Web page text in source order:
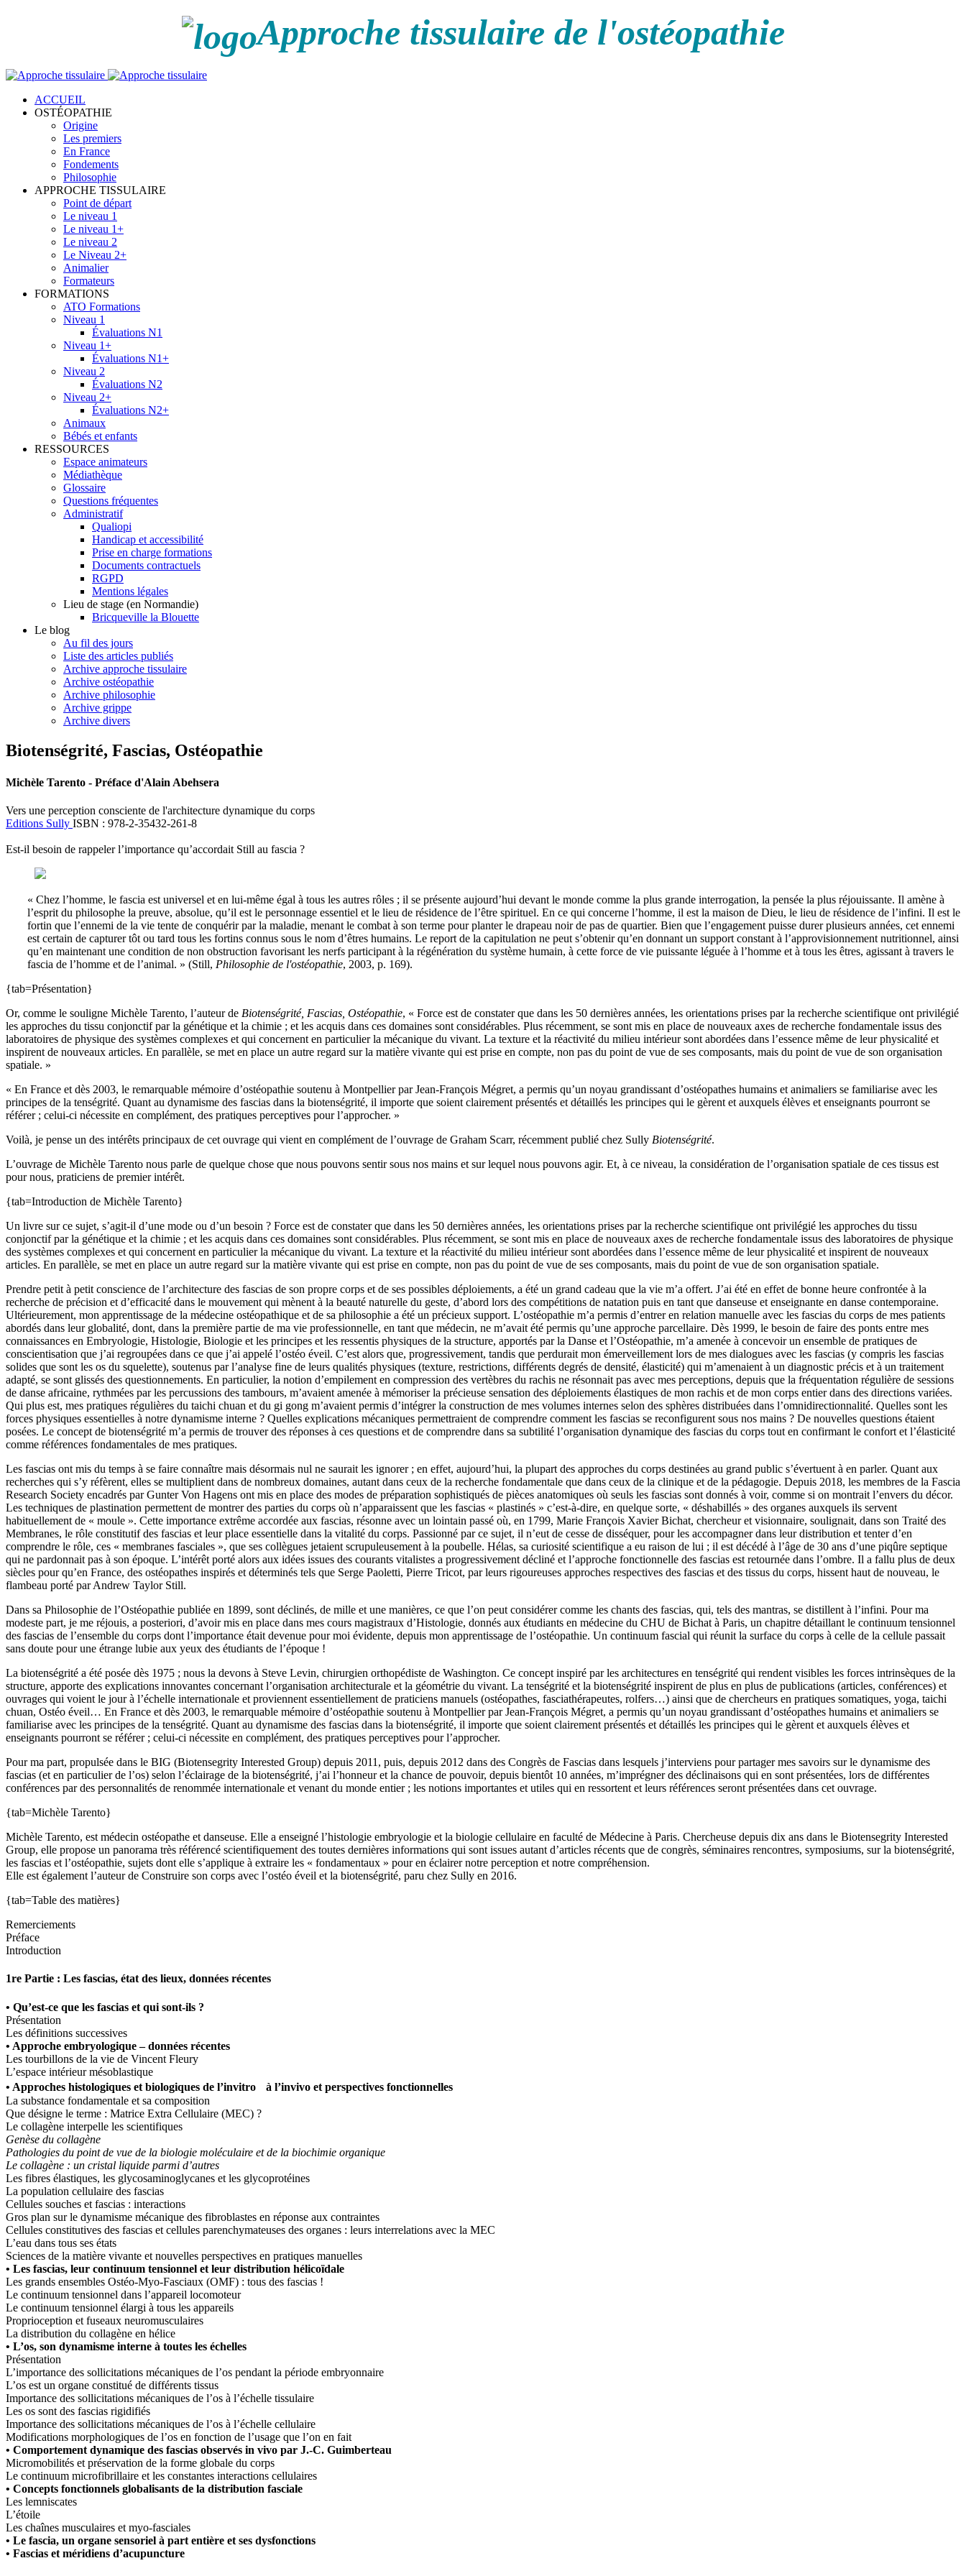
Approche tissulaire de l'ostéopathie
ACCUEIL
OSTÉOPATHIE
Origine
Les premiers
En France
Fondements
Philosophie
APPROCHE TISSULAIRE
Point de départ
Le niveau 1
Le niveau 1+
Le niveau 2
Le Niveau 2+
Animalier
Formateurs
FORMATIONS
ATO Formations
Niveau 1
Évaluations N1
Niveau 1+
Évaluations N1+
Niveau 2
Évaluations N2
Niveau 2+
Évaluations N2+
Animaux
Bébés et enfants
RESSOURCES
Espace animateurs
Médiathèque
Glossaire
Questions fréquentes
Administratif
Qualiopi
Handicap et accessibilité
Prise en charge formations
Documents contractuels
RGPD
Mentions légales
Lieu de stage (en Normandie)
Bricqueville la Blouette
Le blog
Au fil des jours
Liste des articles publiés
Archive approche tissulaire
Archive ostéopathie
Archive philosophie
Archive grippe
Archive divers
Biotenségrité, Fascias, Ostéopathie
Michèle Tarento - Préface d'Alain Abehsera
Vers une perception consciente de l'architecture dynamique du corps
Editions Sully ISBN : 978-2-35432-261-8
Est-il besoin de rappeler l’importance qu’accordait Still au fascia ?
« Chez l’homme, le fascia est universel et en lui-même égal à tous les autres rôles ; il se présente aujourd’hui devant le monde comme la plus grande interrogation, la pensée la plus réjouissante. Il amène à
l’esprit du philosophe la preuve, absolue, qu’il est le personnage essentiel et le lieu de résidence de l’être spirituel. En ce qui concerne l’homme, il est la maison de Dieu, le lieu de résidence de l’infini. Il est le
fortin que l’ennemi de la vie tente de conquérir par la maladie, menant le combat à son terme pour planter le drapeau noir de pas de quartier. Bien que l’engagement puisse durer plusieurs années, cet ennemi
est certain de capturer tôt ou tard tous les fortins connus sous le nom d’êtres humains. Le report de la capitulation ne peut s’obtenir qu’en donnant un support constant à l’approvisionnement nutritionnel, ainsi
qu’en maintenant une condition de non obstruction favorisant les nerfs participant à la régénération du système humain, à cette force de vie puissante léguée à l’homme et à tous les êtres, agissant à travers le
fascia de l’homme et de l’animal. » (Still, Philosophie de l'ostéopathie, 2003, p. 169).
{tab=Présentation}
Or, comme le souligne Michèle Tarento, l’auteur de Biotenségrité, Fascias, Ostéopathie, « Force est de constater que dans les 50 dernières années, les orientations prises par la recherche scientifique ont privilégié
les approches du tissu conjonctif par la génétique et la chimie ; et les acquis dans ces domaines sont considérables. Plus récemment, se sont mis en place de nouveaux axes de recherche fondamentale issus des
laboratoires de physique des systèmes complexes et qui concernent en particulier la mécanique du vivant. La texture et la réactivité du milieu intérieur sont abordées dans l’essence même de leur physicalité et
inspirent de nouveaux articles. En parallèle, se met en place un autre regard sur la matière vivante qui est prise en compte, non pas du point de vue de ses composants, mais du point de vue de son organisation
spatiale. »
« En France et dès 2003, le remarquable mémoire d’ostéopathie soutenu à Montpellier par Jean-François Mégret, a permis qu’un noyau grandissant d’ostéopathes humains et animaliers se familiarise avec les
principes de la tenségrité. Quant au dynamisme des fascias dans la biotenségrité, il importe que soient clairement présentés et détaillés les principes qui le gèrent et auxquels élèves et enseignants pourront se
référer ; celui-ci nécessite en complément, des pratiques perceptives pour l’approcher. »
Voilà, je pense un des intérêts principaux de cet ouvrage qui vient en complément de l’ouvrage de Graham Scarr, récemment publié chez Sully Biotenségrité.
L’ouvrage de Michèle Tarento nous parle de quelque chose que nous pouvons sentir sous nos mains et sur lequel nous pouvons agir. Et, à ce niveau, la considération de l’organisation spatiale de ces tissus est
pour nous, praticiens de premier intérêt.
{tab=Introduction de Michèle Tarento}
Un livre sur ce sujet, s’agit-il d’une mode ou d’un besoin ? Force est de constater que dans les 50 dernières années, les orientations prises par la recherche scientifique ont privilégié les approches du tissu
conjonctif par la génétique et la chimie ; et les acquis dans ces domaines sont considérables. Plus récemment, se sont mis en place de nouveaux axes de recherche fondamentale issus des laboratoires de physique
des systèmes complexes et qui concernent en particulier la mécanique du vivant. La texture et la réactivité du milieu intérieur sont abordées dans l’essence même de leur physicalité et inspirent de nouveaux
articles. En parallèle, se met en place un autre regard sur la matière vivante qui est prise en compte, non pas du point de vue de ses composants, mais du point de vue de son organisation spatiale.
Prendre petit à petit conscience de l’architecture des fascias de son propre corps et de ses possibles déploiements, a été un grand cadeau que la vie m’a offert. J’ai été en effet de bonne heure confrontée à la
recherche de précision et d’efficacité dans le mouvement qui mènent à la beauté naturelle du geste, d’abord lors des compétitions de natation puis en tant que danseuse et enseignante en danse contemporaine.
Ultérieurement, mon apprentissage de la médecine ostéopathique et de sa philosophie a été un précieux support. L’ostéopathie m’a permis d’entrer en relation manuelle avec les fascias du corps de mes patients
abordés dans leur globalité, dont, dans la première partie de ma vie professionnelle, en tant que médecin, ne m’avait été permis qu’une approche parcellaire. Dès 1999, le besoin de faire des ponts entre mes
connaissances en Embryologie, Histologie, Biologie et les principes et les ressentis physiques de la structure, apportés par la Danse et l’Ostéopathie, m’a amenée à concevoir un ensemble de pratiques de
conscientisation que j’ai regroupées dans ce que j’ai appelé l’ostéo éveil. C’est alors que, progressivement, tandis que perdurait mon émerveillement lors de mes dialogues avec les fascias (y compris les fascias
solides que sont les os du squelette), soutenus par l’analyse fine de leurs qualités physiques (texture, restrictions, différents degrés de densité, élasticité) qui m’amenaient à un diagnostic précis et à un traitement
adapté, se sont glissés des questionnements. En particulier, la notion d’empilement en compression des vertèbres du rachis ne résonnait pas avec mes perceptions, depuis que la fréquentation régulière de sessions
de danse africaine, rythmées par les percussions des tambours, m’avaient amenée à mémoriser la précieuse sensation des déploiements élastiques de mon rachis et de mon corps entier dans des directions variées.
Qui plus est, mes pratiques régulières du taichi chuan et du gi gong m’avaient permis d’intégrer la construction de mes volumes internes selon des sphères distribuées dans l’omnidirectionnalité. Quelles sont les
forces physiques essentielles à notre dynamisme interne ? Quelles explications mécaniques permettraient de comprendre comment les fascias se reconfigurent sous nos mains ? De nouvelles questions étaient
posées. Le concept de biotenségrité m’a permis de trouver des réponses à ces questions et de comprendre dans sa subtilité l’organisation dynamique des fascias du corps tout en confirmant le confort et l’élasticité
comme références fondamentales de mes pratiques.
Les fascias ont mis du temps à se faire connaître mais désormais nul ne saurait les ignorer ; en effet, aujourd’hui, la plupart des approches du corps destinées au grand public s’évertuent à en parler. Quant aux
recherches qui s’y réfèrent, elles se multiplient dans de nombreux domaines, autant dans ceux de la recherche fondamentale que dans ceux de la clinique et de la pédagogie. Depuis 2018, les membres de la Fascia
Research Society encadrés par Gunter Von Hagens ont mis en place des modes de préparation sophistiqués de pièces anatomiques où seuls les fascias sont donnés à voir, comme si on montrait l’envers du décor.
Les techniques de plastination permettent de montrer des parties du corps où n’apparaissent que les fascias « plastinés » c’est-à-dire, en quelque sorte, « déshabillés » des organes auxquels ils servent
habituellement de « moule ». Cette importance extrême accordée aux fascias, résonne avec un lointain passé où, en 1799, Marie François Xavier Bichat, chercheur et visionnaire, soulignait, dans son Traité des
Membranes, le rôle constitutif des fascias et leur place essentielle dans la vitalité du corps. Passionné par ce sujet, il n’eut de cesse de disséquer, pour les accompagner dans leur distribution et tenter d’en
comprendre le rôle, ces « membranes fasciales », que ses collègues jetaient scrupuleusement à la poubelle. Hélas, sa curiosité scientifique a eu raison de lui ; il est décédé à l’âge de 30 ans d’une piqûre septique
qui ne pardonnait pas à son époque. L’intérêt porté alors aux idées issues des courants vitalistes a progressivement décliné et l’approche fonctionnelle des fascias est retournée dans l’ombre. Il a fallu plus de deux
siècles pour qu’en France, des ostéopathes inspirés et déterminés tels que Serge Paoletti, Pierre Tricot, par leurs rigoureuses approches respectives des fascias et des tissus du corps, hissent haut de nouveau, le
flambeau porté par Andrew Taylor Still.
Dans sa Philosophie de l’Ostéopathie publiée en 1899, sont déclinés, de mille et une manières, ce que l’on peut considérer comme les chants des fascias, qui, tels des mantras, se distillent à l’infini. Pour ma
modeste part, je me réjouis, a posteriori, d’avoir mis en place dans mes cours magistraux d’Histologie, donnés aux étudiants en médecine du CHU de Bichat à Paris, un chapitre détaillant le continuum tensionnel
des fascias de l’ensemble du corps dont l’importance était devenue pour moi évidente, depuis mon apprentissage de l’ostéopathie. Un continuum fascial qui réunit la surface du corps à celle de la cellule passait
sans doute pour une étrange lubie aux yeux des étudiants de l’époque !
La biotenségrité a été posée dès 1975 ; nous la devons à Steve Levin, chirurgien orthopédiste de Washington. Ce concept inspiré par les architectures en tenségrité qui rendent visibles les forces intrinsèques de la
structure, apporte des explications innovantes concernant l’organisation architecturale et la géométrie du vivant. La tenségrité et la biotenségrité inspirent de plus en plus de publications (articles, conférences) et
ouvrages qui voient le jour à l’échelle internationale et proviennent essentiellement de praticiens manuels (ostéopathes, fasciathérapeutes, rolfers…) ainsi que de chercheurs en pratiques somatiques, yoga, taichi
chuan, Ostéo éveil… En France et dès 2003, le remarquable mémoire d’ostéopathie soutenu à Montpellier par Jean-François Mégret, a permis qu’un noyau grandissant d’ostéopathes humains et animaliers se
familiarise avec les principes de la tenségrité. Quant au dynamisme des fascias dans la biotenségrité, il importe que soient clairement présentés et détaillés les principes qui le gèrent et auxquels élèves et
enseignants pourront se référer ; celui-ci nécessite en complément, des pratiques perceptives pour l’approcher.
Pour ma part, propulsée dans le BIG (Biotensegrity Interested Group) depuis 2011, puis, depuis 2012 dans des Congrès de Fascias dans lesquels j’interviens pour partager mes savoirs sur le dynamisme des
fascias (et en particulier de l’os) selon l’éclairage de la biotenségrité, j’ai l’honneur et la chance de pouvoir, depuis bientôt 10 années, m’imprégner des déclinaisons qui en sont présentées, lors de différentes
conférences par des personnalités de renommée internationale et venant du monde entier ; les notions importantes et utiles qui en ressortent et leurs références seront présentées dans cet ouvrage.
{tab=Michèle Tarento}
Michèle Tarento, est médecin ostéopathe et danseuse. Elle a enseigné l’histologie embryologie et la biologie cellulaire en faculté de Médecine à Paris. Chercheuse depuis dix ans dans le Biotensegrity Interested
Group, elle propose un panorama très référencé scientifiquement des toutes dernières informations qui sont issues autant d’articles récents que de congrès, séminaires rencontres, symposiums, sur la biotenségrité,
les fascias et l’ostéopathie, sujets dont elle s’applique à extraire les « fondamentaux » pour en éclairer notre perception et notre compréhension.
Elle est également l’auteur de Construire son corps avec l’ostéo éveil et la biotenségrité, paru chez Sully en 2016.
{tab=Table des matières}
Remerciements
Préface
Introduction
1re Partie : Les fascias, état des lieux, données récentes
• Qu’est-ce que les fascias et qui sont-ils ?
Présentation
Les définitions successives
• Approche embryologique – données récentes
Les tourbillons de la vie de Vincent Fleury
L’espace intérieur mésoblastique
• Approches histologiques et biologiques de l’invitro à l’invivo et perspectives fonctionnelles
La substance fondamentale et sa composition
Que désigne le terme : Matrice Extra Cellulaire (MEC) ?
Le collagène interpelle les scientifiques
Genèse du collagène
Pathologies du point de vue de la biologie moléculaire et de la biochimie organique
Le collagène : un cristal liquide parmi d’autres
Les fibres élastiques, les glycosaminoglycanes et les glycoprotéines
La population cellulaire des fascias
Cellules souches et fascias : interactions
Gros plan sur le dynamisme mécanique des fibroblastes en réponse aux contraintes
Cellules constitutives des fascias et cellules parenchymateuses des organes : leurs interrelations avec la MEC
L’eau dans tous ses états
Sciences de la matière vivante et nouvelles perspectives en pratiques manuelles
• Les fascias, leur continuum tensionnel et leur distribution hélicoïdale
Les grands ensembles Ostéo-Myo-Fasciaux (OMF) : tous des fascias !
Le continuum tensionnel dans l’appareil locomoteur
Le continuum tensionnel élargi à tous les appareils
Proprioception et fuseaux neuromusculaires
La distribution du collagène en hélice
• L’os, son dynamisme interne à toutes les échelles
Présentation
L’importance des sollicitations mécaniques de l’os pendant la période embryonnaire
L’os est un organe constitué de différents tissus
Importance des sollicitations mécaniques de l’os à l’échelle tissulaire
Les os sont des fascias rigidifiés
Importance des sollicitations mécaniques de l’os à l’échelle cellulaire
Modifications morphologiques de l’os en fonction de l’usage que l’on en fait
• Comportement dynamique des fascias observés in vivo par J.-C. Guimberteau
Micromobilités et préservation de la forme globale du corps
Le continuum microfibrillaire et les constantes interactions cellulaires
• Concepts fonctionnels globalisants de la distribution fasciale
Les lemniscates
L’étoile
Les chaînes musculaires et myo-fasciales
• Le fascia, un organe sensoriel à part entière et ses dysfonctions
• Fascias et méridiens d’acupuncture